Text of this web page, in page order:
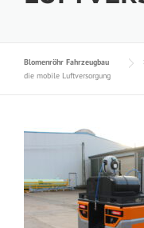
Blomenröhr Fahrzeugbau
die mobile Luftversorgung